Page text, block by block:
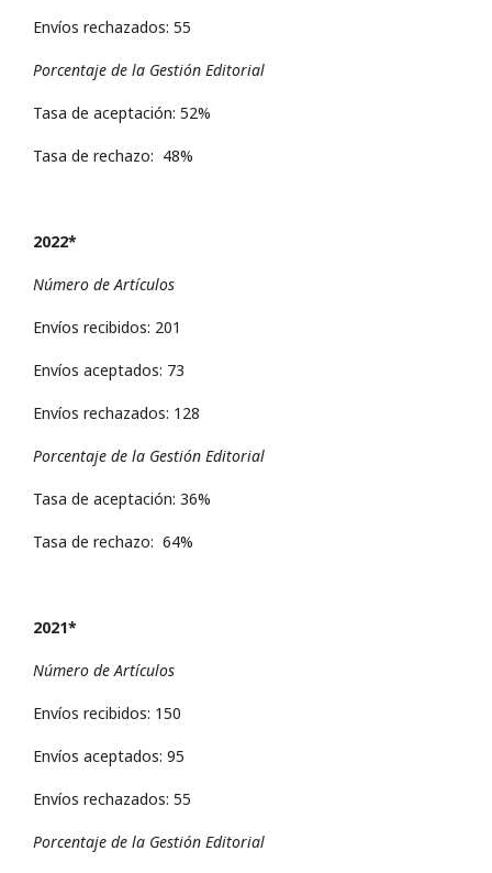
Envíos rechazados: 55
Porcentaje de la Gestión Editorial
Tasa de aceptación: 52%
Tasa de rechazo: 48%
2022*
Número de Artículos
Envíos recibidos: 201
Envíos aceptados: 73
Envíos rechazados: 128
Porcentaje de la Gestión Editorial
Tasa de aceptación: 36%
Tasa de rechazo: 64%
2021*
Número de Artículos
Envíos recibidos: 150
Envíos aceptados: 95
Envíos rechazados: 55
Porcentaje de la Gestión Editorial